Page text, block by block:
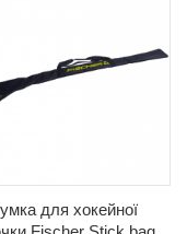
для хокейної